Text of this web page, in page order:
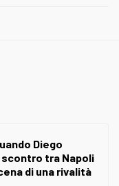
Diego
tra Napoli
di una rivalità